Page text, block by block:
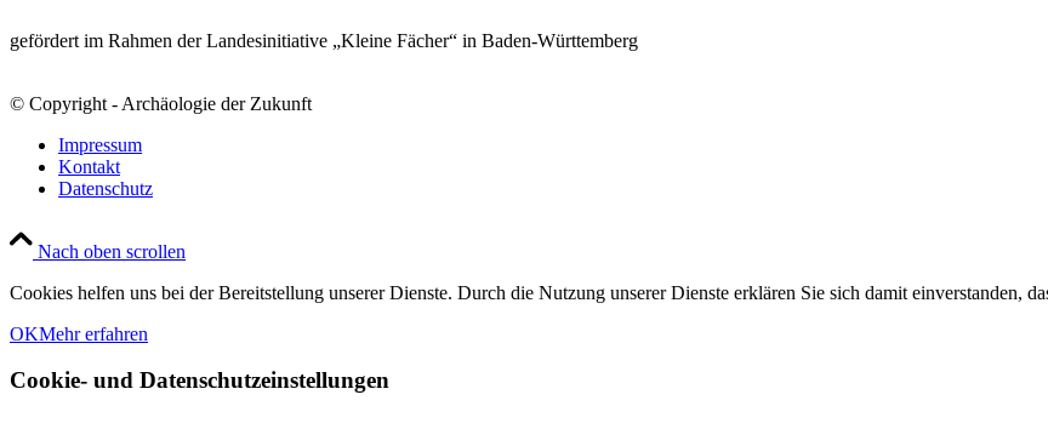
gefördert im Rahmen der Landesinitiative „Kleine Fächer“ in Baden-Württemberg
© Copyright - Archäologie der Zukunft
Impressum
Kontakt
Datenschutz
Nach oben scrollen
Cookies helfen uns bei der Bereitstellung unserer Dienste. Durch die Nutzung unserer Dienste erklären Sie sich damit einverstanden,
OKMehr erfahren
Cookie- und Datenschutzeinstellungen